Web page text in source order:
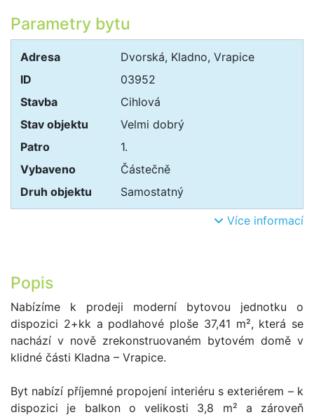
Parametry bytu
Adresa
Dvorská, Kladno, Vrapice
ID
03952
Stavba
Cihlová
Stav objektu
Velmi dobrý
Patro
1.
Vybaveno
Částečně
Druh objektu
Samostatný
Více informací
Popis
Nabízíme k prodeji moderní bytovou jednotku o
dispozici 2+kk a podlahové ploše 37,41 m², která se
nachází v nově zrekonstruovaném bytovém domě v
klidné části Kladna – Vrapice.
Byt nabízí příjemné propojení interiéru s exteriérem – k
dispozici je balkon o velikosti 3,8 m² a zároveň